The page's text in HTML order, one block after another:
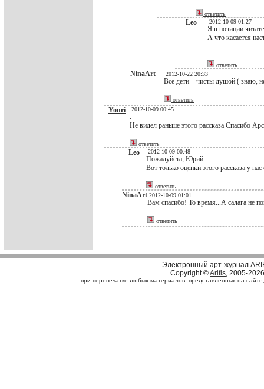
ответить
Leo 2012-10-09 01:27
Я в позиции
А что касается
ответить
NinaArt 2012-10-22 20:33
Все дети – чисты душой ( знаю,
ответить
Youri 2012-10-09 00:45
.
Не видел раньше этого рассказа Спасибо
ответить
Leo 2012-10-09 00:48
Пожалуйста, Юрий.
Вот только оценки этого рассказа у
ответить
NinaArt 2012-10-09 01:01
Вам спасибо! То время...А салага не
ответить
Электронный арт-журнал
Copyright ©Arifis, 2005-2026
при перепечатке любых материалов, представленных на